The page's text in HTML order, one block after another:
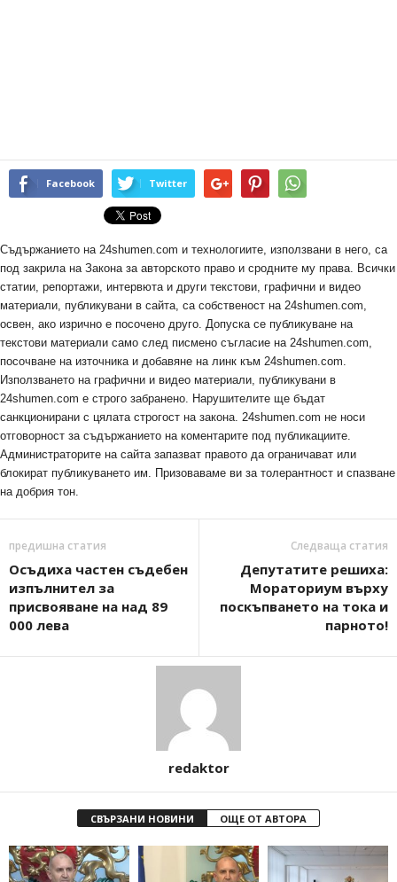
Facebook Twitter
Съдържанието на 24shumen.com и технологиите, използвани в него, са
под закрила на Закона за авторското право и сродните му права. Всички
статии, репортажи, интервюта и други текстови, графични и видео
материали, публикувани в сайта, са собственост на 24shumen.com,
освен, ако изрично е посочено друго. Допуска се публикуване на
текстови материали само след писмено съгласие на 24shumen.com,
посочване на източника и добавяне на линк към 24shumen.com.
Използването на графични и видео материали, публикувани в
24shumen.com е строго забранено. Нарушителите ще бъдат
санкционирани с цялата строгост на закона. 24shumen.com не носи
отговорност за съдържанието на коментарите под публикациите.
Администраторите на сайта запазват правото да ограничават или
блокират публикуването им. Призоваваме ви за толерантност и спазване
на добрия тон.
предишна статия
Осъдиха частен съдебен
изпълнител за
присвояване на над 89
000 лева
Следваща статия
Депутатите решиха:
Мораториум върху
поскъпването на тока и
парното!
redaktor
СВЪРЗАНИ НОВИНИ ОЩЕ ОТ АВТОРА